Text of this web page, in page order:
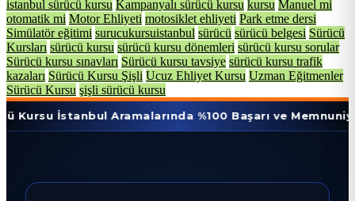
istanbul sürücü kursu Kampanyalı sürücü kursu kursu Manuel mi
otomatik mi Motor Ehliyeti motosiklet ehliyeti Park etme dersi
Simülatör eğitimi surucukursuistanbul sürücü sürücü belgesi Sürücü
Kursları sürücü kursu sürücü kursu dönemleri sürücü kursu sorular
Sürücü kursu sınavları Sürücü kursu tavsiye sürücü kursu trafik
kazaları Sürücü Kursu Şişli Ucuz Ehliyet Kursu Uzman Eğitmenler
Sürücü Kursu şişli sürücü kursu
Aramalarında %100 Başarı ve Memnuniyet Oranı